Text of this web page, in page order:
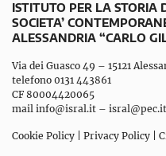
ISTITUTO PER LA STORIA
SOCIETA’
ALESSANDRIA “CARLO
Via dei Guasco 49 – 15121
telefono 0131 443861
CF 80004420065
mail info@isral.it – isral@pec.it
Cookie Policy Privacy Policy